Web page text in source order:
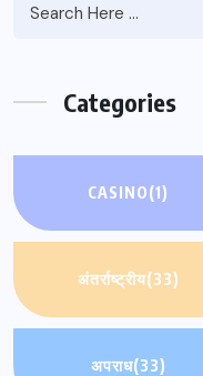
Categories
CASINO(1)
अंतर्राष्ट्रीय(33)
अपराध(33)